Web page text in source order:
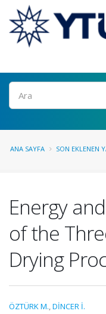
Ara
ANA SAYFA SON EKLENEN
Energy
of the
Drying
ÖZTÜRK M.,DİNCER İ.